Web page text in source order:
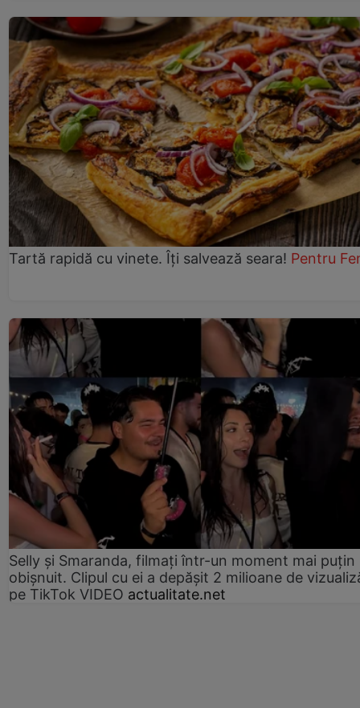
Tartă rapidă cu vinete. Îți salvează seara! Pentru
Selly și Smaranda, filmați într-un moment mai puțin
obișnuit. Clipul cu ei a depășit 2 milioane de
pe TikTok VIDEO actualitate.net